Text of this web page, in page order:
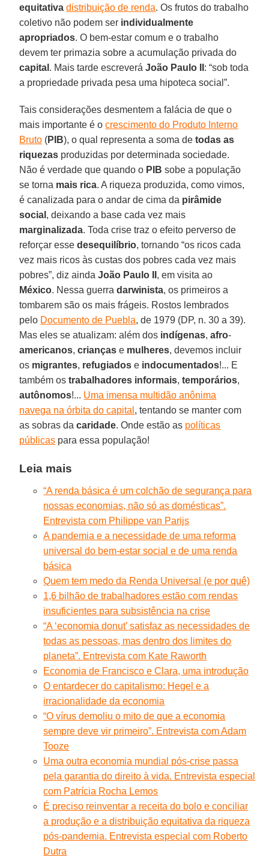
equitativa distribuição de renda. Os frutos do trabalho
coletivo não podem ser individualmente
apropriados. O bem-estar comum e o trabalho
devem ter primazia sobre a acumulação privada do
capital . Mais tarde escreveráJoão Paulo
: “sob toda
a propriedade privada pesa uma hipoteca social”.
Tais considerações desmentem a falácia de que o
mais importante é ocrescimento do Produto Interno
Bruto (PIB), o qual representa a soma detodas as
riquezas produzidas por determinada sociedade.
Não é verdade que quando o PIB sobe a população
se torna mais rica. A riqueza produzida, como vimos,
é canalizada para o andar de cima da pirâmide
social , deixando a base cada vez mais
marginalizada. Toda crise traz o efeito perverso de
reforçar essedesequilíbrio, tornando “os ricos cada
vez mais ricos às custas dos pobres cada vez mais
pobres”, diz aindaJoão Paulo
, em visita ao
México. Nessa guerradarwinista, os primeiros a
tombarem são os mais frágeis. Rostos lembrados
pelo Documento de Puebla, de 1979 (DP, n. 30 a 39).
Mas eles se atualizam: além dos indígenas,afro-
americanos,crianças e mulheres, devemos incluir
os migrantes, refugiados e indocumentados!... E
também ostrabalhadores informais,temporários,
autônomos!... Uma imensa multidão anônima
navega na órbita do capital , tentando se manter com
as sobras dacaridade. Onde estão as políticas
públicas para essa população!
Leia mais
“A renda básica é um colchão de segurança para
nossas economias, não só as domésticas”.
Entrevista com Philippe van Parijs
A pandemia e a necessidade de uma reforma
universal do bem-estar social e de uma renda
básica
Quem tem medo da Renda Universal (e por quê)
1,6 bilhão de trabalhadores estão com rendas
insuficientes para subsistência na crise
“A ‘economia donut’ satisfaz as necessidades de
todas as pessoas, mas dentro dos limites do
planeta”. Entrevista com Kate Raworth
Economia de Francisco e Clara, uma introdução
O entardecer do capitalismo: Hegel e a
irracionalidade da economia
“O vírus demoliu o mito de que a economia
sempre deve vir primeiro”. Entrevista com Adam
Tooze
Uma outra economia mundial pós-crise passa
pela garantia do direito à vida. Entrevista especial
com Patrícia Rocha Lemos
É preciso reinventar a receita do bolo e conciliar
a produção e a distribuição equitativa da riqueza
pós-pandemia. Entrevista especial com Roberto
Dutra